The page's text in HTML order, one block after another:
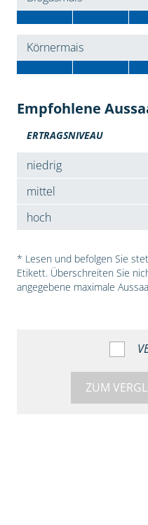
Körnermais
Empfohlene
ERTRAGSNIVEAU
niedrig
mittel
hoch
* Lesen und befolgen Sie
Etikett. Überschreiten Sie
angegebene maximale
ZUM